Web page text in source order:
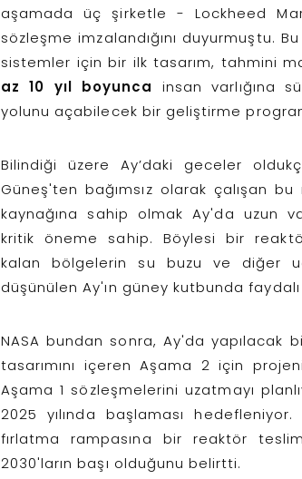
aşamada üç şirketle - Lockheed
sözleşme imzalandığını duyurmuştu.
sistemler için bir ilk tasarım, tahmini
az 10 yıl boyunca insan varlığına
yolunu açabilecek bir geliştirme
Bilindiği üzere Ay’daki geceler
Güneş'ten bağımsız olarak çalışan
kaynağına sahip olmak Ay'da uzun
kritik öneme sahip. Böylesi bir
kalan bölgelerin su buzu ve diğer
düşünülen Ay'ın güney kutbunda
NASA bundan sonra, Ay'da yapılacak
tasarımını içeren Aşama 2 için
Aşama 1 sözleşmelerini uzatmayı
2025 yılında başlaması
fırlatma rampasına bir reaktör
2030'ların başı olduğunu belirtti.